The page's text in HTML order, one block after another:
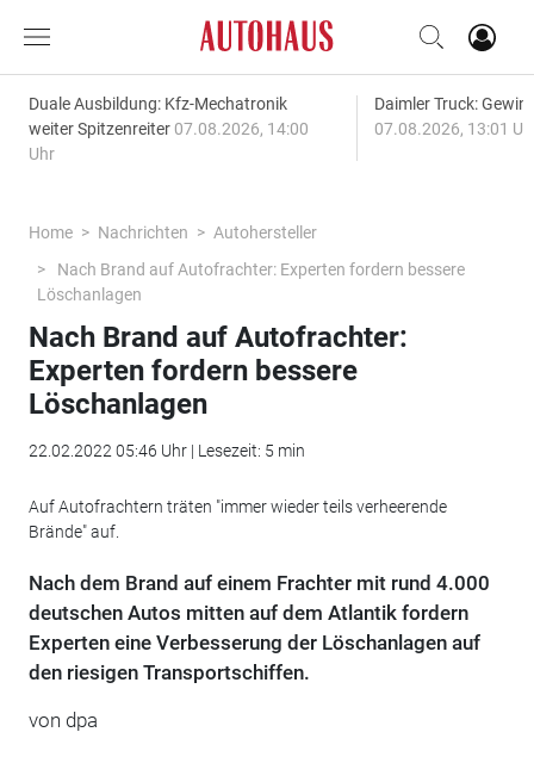
Duale Ausbildung: Kfz-Mechatronik
weiter Spitzenreiter 07.08.2026, 14:00
Uhr
Daimler Truck:
07.08.2026, 13:01
Home Nachrichten
Autohersteller
Nach Brand auf Autofrachter: Experten fordern bessere
Löschanlagen
Nach Brand auf Autofrachter:
Experten fordern bessere
Löschanlagen
22.02.2022 05:46 Uhr | Lesezeit: 5 min
Auf Autofrachtern träten "immer wieder teils verheerende
Brände" auf.
Nach dem Brand auf einem Frachter mit rund 4.000
deutschen Autos mitten auf dem Atlantik fordern
Experten eine Verbesserung der Löschanlagen auf
den riesigen Transportschiffen.
von dpa